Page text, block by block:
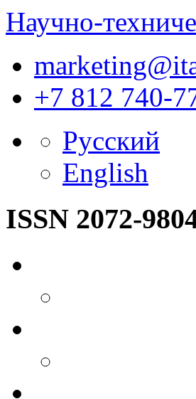
Научно-
+7 812 740-
Русский
English
ISSN 2072-